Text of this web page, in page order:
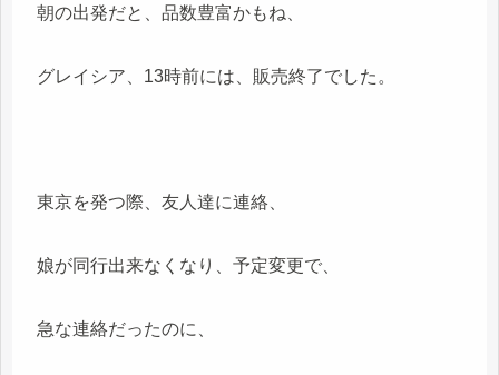
朝の出発だと、品数豊富かもね、
グレイシア、13時前には、販売終了でした。
東京を発つ際、友人達に連絡、
娘が同行出来なくなり、予定変更で、
急な連絡だったのに、